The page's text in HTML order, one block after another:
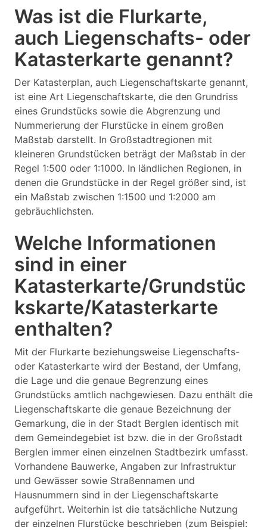
Was ist die Flurkarte,
auch Liegenschafts- oder
Katasterkarte genannt?
Der Katasterplan, auch Liegenschaftskarte genannt,
ist eine Art Liegenschaftskarte, die den Grundriss
eines Grundstücks sowie die Abgrenzung und
Nummerierung der Flurstücke in einem großen
Maßstab darstellt. In Großstadtregionen mit
kleineren Grundstücken beträgt der Maßstab in der
Regel 1:500 oder 1:1000. In ländlichen Regionen, in
denen die Grundstücke in der Regel größer sind, ist
ein Maßstab zwischen 1:1500 und 1:2000 am
gebräuchlichsten.
Welche Informationen
sind in einer
Katasterkarte/Grundstüc
kskarte/Katasterkarte
enthalten?
Mit der Flurkarte beziehungsweise Liegenschafts-
oder Katasterkarte wird der Bestand, der Umfang,
die Lage und die genaue Begrenzung eines
Grundstücks amtlich nachgewiesen. Dazu enthält die
Liegenschaftskarte die genaue Bezeichnung der
Gemarkung, die in der Stadt Berglen identisch mit
dem Gemeindegebiet ist bzw. die in der Großstadt
Berglen immer einen einzelnen Stadtbezirk umfasst.
Vorhandene Bauwerke, Angaben zur Infrastruktur
und Gewässer sowie Straßennamen und
Hausnummern sind in der Liegenschaftskarte
aufgeführt. Weiterhin ist die tatsächliche Nutzung
der einzelnen Flurstücke beschrieben (zum Beispiel: